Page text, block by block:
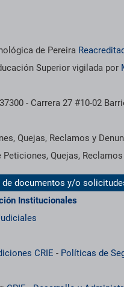
institucional
de Pereira
Superior vigilada por
- Carrera 27 #10-02
Quejas, Reclamos y
Peticiones, Quejas,
de documentos y/o
Institucionales
CRIE - Políticas de